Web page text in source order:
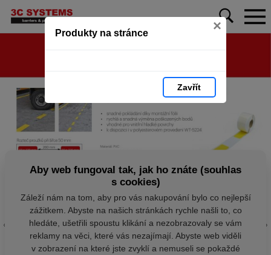
Produkty na stránce ×
Zavřít
Aby web fungoval tak, jak ho znáte (souhlas
s cookies)
Záleží nám na tom, aby pro vás nakupování bylo co nejlepší
zážitkem. Abyste na našich stránkách rychle našli to, co
hledáte, ušetřili spoustu klikání a nezobrazovaly se vám
reklamy na věci, které vás nezajímají. Abyste web viděli
v zobrazení na které jste zvyklí a nemuseli se pokaždé